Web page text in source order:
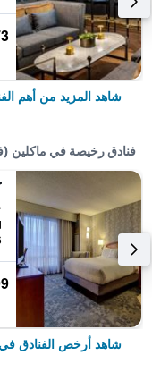
شاهد المزيد من أهم
فنادق رخيصة في ماكلين
3
شاهد أرخص الفنادق في